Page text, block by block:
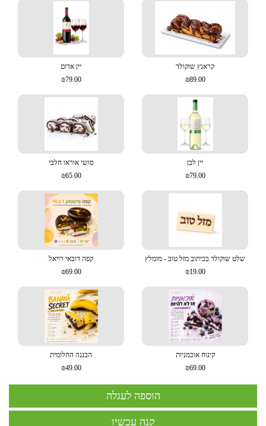
קראנץ שוקולד
₪89.00
יין אדום
₪79.00
יין לבן
₪79.00
סושי אוראו חלבי
₪65.00
שלט שוקולד בכיתוב מזל טוב - מומלץ
₪19.00
קפה דובאי רויאל
₪69.00
קינוח אוכמניות
₪69.00
הבננה החלומית
₪49.00